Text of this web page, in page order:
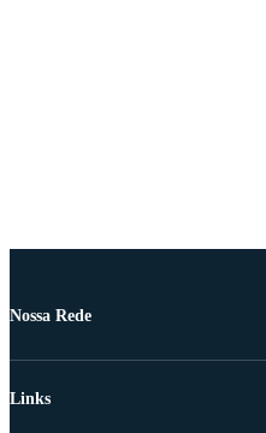
Nossa Rede
Links